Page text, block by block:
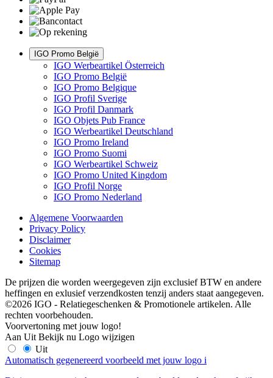
IGO Promo België
IGO Werbeartikel Österreich
IGO Promo België
IGO Promo Belgique
IGO Profil Sverige
IGO Profil Danmark
IGO Objets Pub France
IGO Werbeartikel Deutschland
IGO Promo Ireland
IGO Promo Suomi
IGO Werbeartikel Schweiz
IGO Promo United Kingdom
IGO Profil Norge
IGO Promo Nederland
Algemene Voorwaarden
Privacy Policy
Disclaimer
Cookies
Sitemap
De prijzen die worden weergegeven zijn exclusief BTW en andere
heffingen en exlusief verzendkosten tenzij anders staat aangegeven.
©2026 IGO - Relatiegeschenken & Promotionele artikelen. Alle
rechten voorbehouden.
Voorvertoning met jouw logo!
Aan Uit Bekijk nu Logo wijzigen
Uit
Automatisch gegenereerd voorbeeld met jouw logo i